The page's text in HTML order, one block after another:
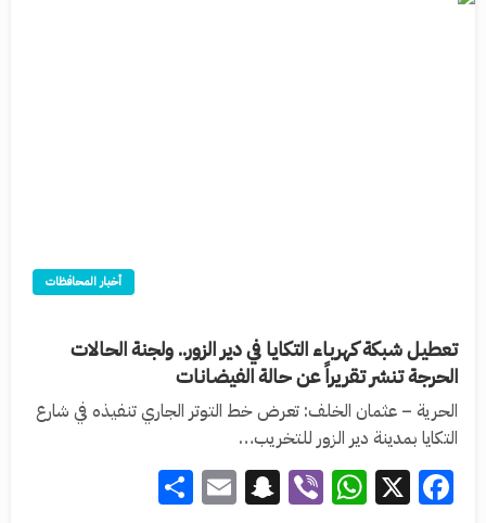
أخبار المحافظات
تعطيل شبكة كهرباء التكايا في دير الزور.. ولجنة الحالات
الحرجة تنشر تقريراً عن حالة الفيضانات
الحرية – عثمان الخلف: تعرض خط التوتر الجاري تنفيذه في شارع
التكايا بمدينة دير الزور للتخريب…
Facebook
X
WhatsApp
Viber
Snapchat
Email